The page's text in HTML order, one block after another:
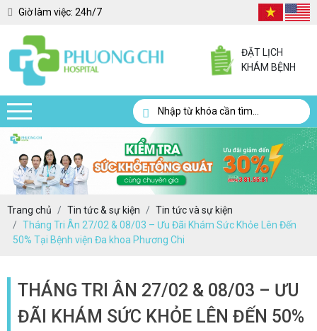
Giờ làm việc: 24h/7
ĐẶT LỊCH
KHÁM BỆNH
Trang chủ Tin tức & sự kiện
Tin tức và sự kiện
Tháng Tri Ân 27/02 & 08/03 – Ưu Đãi Khám Sức Khỏe Lên Đến
50% Tại Bệnh viện Đa khoa Phương Chi
THÁNG TRI ÂN 27/02 & 08/03 – ƯU
ĐÃI KHÁM SỨC KHỎE LÊN ĐẾN 50%